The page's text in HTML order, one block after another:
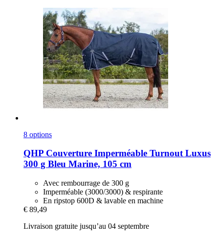
8 options
QHP Couverture Imperméable Turnout Luxus
300 g Bleu Marine, 105 cm
Avec rembourrage de 300 g
Imperméable (3000/3000) & respirante
En ripstop 600D & lavable en machine
€ 89,49
Livraison gratuite jusqu’au 04 septembre